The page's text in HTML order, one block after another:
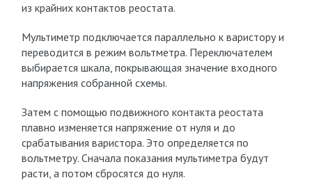
из крайних контактов реостата.
Мультиметр подключается параллельно к варистору и
переводится в режим вольтметра. Переключателем
выбирается шкала, покрывающая значение входного
напряжения собранной схемы.
Затем с помощью подвижного контакта реостата
плавно изменяется напряжение от нуля и до
срабатывания варистора. Это определяется по
вольтметру. Сначала показания мультиметра будут
расти, а потом сбросятся до нуля.